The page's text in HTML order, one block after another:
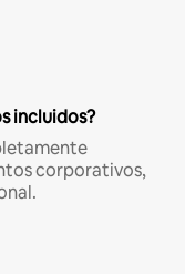
incluidos?
corporativos,